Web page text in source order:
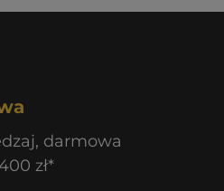
darmowa
zł*